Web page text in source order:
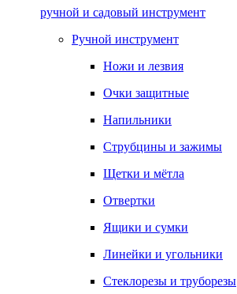
ручной и садовый инструмент
Ручной инструмент
Ножи и лезвия
Очки защитные
Напильники
Струбцины и зажимы
Щетки и мётла
Отвертки
Ящики и сумки
Линейки и угольники
Стеклорезы и труборезы